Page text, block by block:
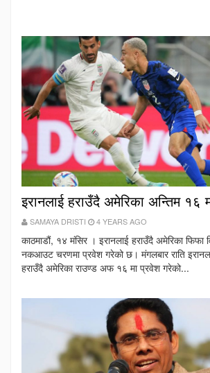
इरानलाई हराउँदै अमेरिका अन्तिम १६
SAMAYA DRISTI 4 YEARS AGO
काठमाडौं, १४ मंसिर । इरानलाई हराउँदै अमेरिका
नकआउट चरणमा प्रवेश गरेको छ। मंगलबार राति
हराउँदै अमेरिका राउण्ड अफ १६ मा प्रवेश गरेको...